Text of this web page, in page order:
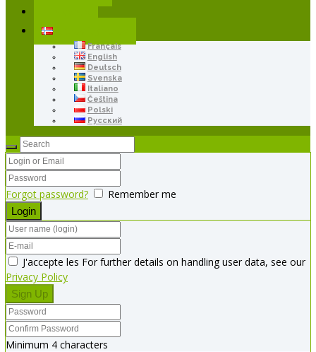
Français
English
Deutsch
Svenska
Italiano
Čeština
Polski
Русский
Forgot password? Remember me
J'accepte les For further details on handling user data, see our
Privacy Policy
Minimum 4 characters